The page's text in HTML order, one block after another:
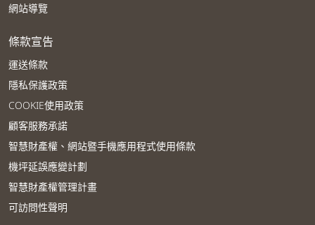
網站導覽
條款宣告
運送條款
隱私保護政策
COOKIE使用政策
顧客服務承諾
智慧財產權、網站暨手機應用程式使用條款
機坪延誤應變計劃
智慧財產權管理計畫
可訪問性聲明